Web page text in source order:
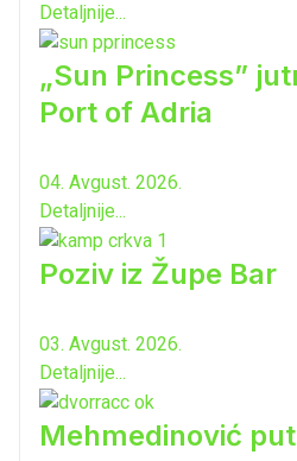
Detaljnije...
„Sun Princess”
Port of Adria
04. Avgust. 2026.
Detaljnije...
Poziv iz Župe Bar
03. Avgust. 2026.
Detaljnije...
Mehmedinović